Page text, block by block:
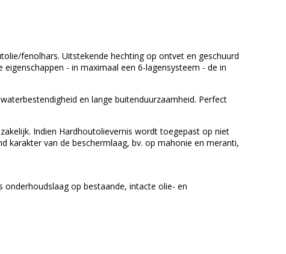
fenolhars. Uitstekende hechting op ontvet en geschuurd
- in maximaal een 6-lagensysteem - de in
en lange buitenduurzaamheid. Perfect
Indien Hardhoutolievernis wordt toegepast op niet
van de beschermlaag, bv. op mahonie en meranti,
op bestaande, intacte olie- en